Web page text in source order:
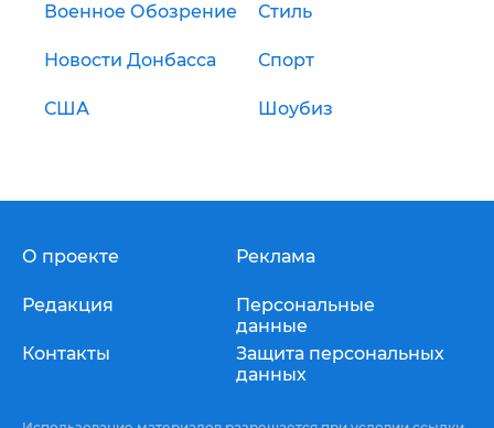
Военное Обозрение Стиль
Новости Донбасса Спорт
США Шоубиз
О проекте
Редакция
Контакты
Реклама
Персональные
данные
Защита персональных
данных